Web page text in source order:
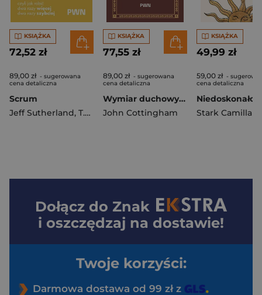
KSIĄŻKA
72,52 zł
89,00 zł - sugerowana
cena detaliczna
Scrum
Jeff Sutherland, T.T. Sutherland
KSIĄŻKA
77,55 zł
89,00 zł - sugerowana
cena detaliczna
Wymiar duchowy. Religia, filozofia i wartość człowieka
John Cottingham
KSIĄŻKA
49,99 zł
59,00 zł -
cena detaliczna
Stark Camilla
Dołącz do Znak
i oszczędzaj na dostawie!
Twoje korzyści:
Darmowa dostawa od 99 zł z